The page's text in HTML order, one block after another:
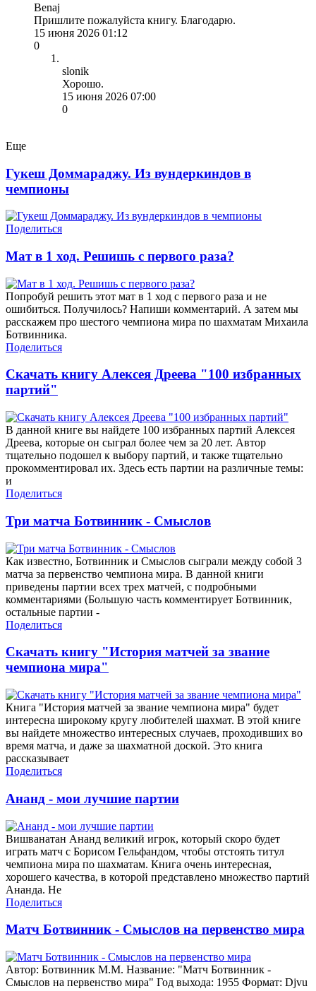
Benaj
Пришлите пожалуйста книгу. Благодарю.
15 июня 2026 01:12
0
slonik
Хорошо.
15 июня 2026 07:00
0
Еще
Гукеш Доммараджу. Из вундеркиндов в
чемпионы
Поделиться
Мат в 1 ход. Решишь с первого раза?
Попробуй решить этот мат в 1 ход с первого раза и не
ошибиться. Получилось? Напиши комментарий. А затем мы
расскажем про шестого чемпиона мира по шахматам Михаила
Ботвинника.
Поделиться
Скачать книгу Алексея Дреева "100 избранных
партий"
В данной книге вы найдете 100 избранных партий Алексея
Дреева, которые он сыграл более чем за 20 лет. Автор
тщательно подошел к выбору партий, и также тщательно
прокомментировал их. Здесь есть партии на различные темы:
и
Поделиться
Три матча Ботвинник - Смыслов
Как известно, Ботвинник и Смыслов сыграли между собой 3
матча за первенство чемпиона мира. В данной книги
приведены партии всех трех матчей, с подробными
комментариями (Большую часть комментирует Ботвинник,
остальные партии -
Поделиться
Скачать книгу "История матчей за звание
чемпиона мира"
Книга "История матчей за звание чемпиона мира" будет
интересна широкому кругу любителей шахмат. В этой книге
вы найдете множество интересных случаев, проходивших во
время матча, и даже за шахматной доской. Это книга
рассказывает
Поделиться
Ананд - мои лучшие партии
Вишванатан Ананд великий игрок, который скоро будет
играть матч с Борисом Гельфандом, чтобы отстоять титул
чемпиона мира по шахматам. Книга очень интересная,
хорошего качества, в которой представлено множество партий
Ананда. Не
Поделиться
Матч Ботвинник - Смыслов на первенство мира
Автор: Ботвинник М.М. Название: "Матч Ботвинник -
Смыслов на первенство мира" Год выхода: 1955 Формат: Djvu